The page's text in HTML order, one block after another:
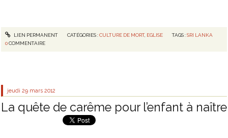
LIEN PERMANENT CATÉGORIES :CULTURE DE MORT, EGLISE TAGS :SRI LANKA
0COMMENTAIRE
jeudi 29 mars 2012
La quête de carême pour l’enfant à naître